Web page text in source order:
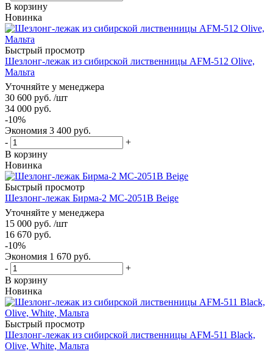
В корзину
Новинка
Быстрый просмотр
Шезлонг-лежак из сибирской лиственницы AFM-512 Olive,
Мальта
Уточняйте у менеджера
30 600 руб. /шт
34 000 руб.
-10%
Экономия 3 400 руб.
-
+
В корзину
Новинка
Быстрый просмотр
Шезлонг-лежак Бирма-2 MC-2051B Beige
Уточняйте у менеджера
15 000 руб. /шт
16 670 руб.
-10%
Экономия 1 670 руб.
-
+
В корзину
Новинка
Быстрый просмотр
Шезлонг-лежак из сибирской лиственницы AFM-511 Black,
Olive, White, Мальта